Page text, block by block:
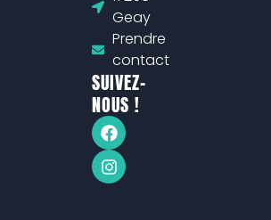
Geay
Prendre
contact
SUIVEZ-
NOUS !